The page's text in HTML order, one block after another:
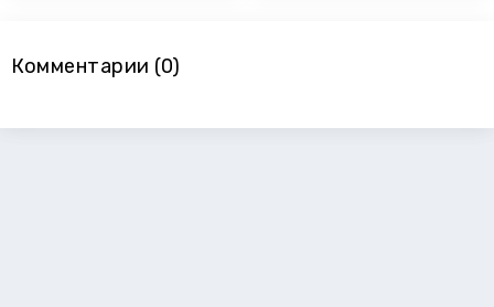
Комментарии (0)